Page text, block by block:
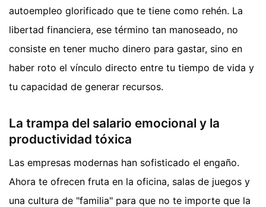
autoempleo glorificado que te tiene como rehén. La
libertad financiera, ese término tan manoseado, no
consiste en tener mucho dinero para gastar, sino en
haber roto el vínculo directo entre tu tiempo de vida y
tu capacidad de generar recursos.
La trampa del salario emocional y la
productividad tóxica
Las empresas modernas han sofisticado el engaño.
Ahora te ofrecen fruta en la oficina, salas de juegos y
una cultura de "familia" para que no te importe que la